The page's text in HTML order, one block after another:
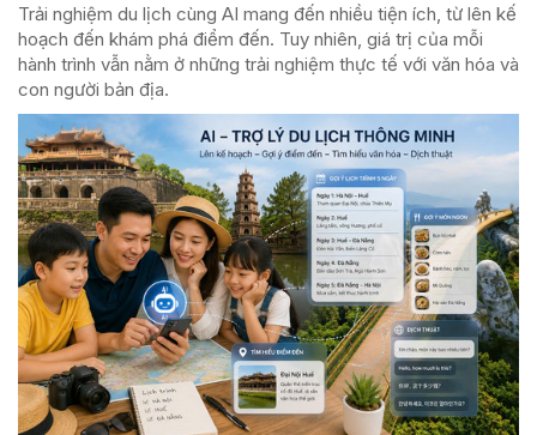
Trải nghiệm du lịch cùng AI mang đến nhiều tiện ích, từ lên kế
hoạch đến khám phá điểm đến. Tuy nhiên, giá trị của mỗi
hành trình vẫn nằm ở những trải nghiệm thực tế với văn hóa và
con người bản địa.